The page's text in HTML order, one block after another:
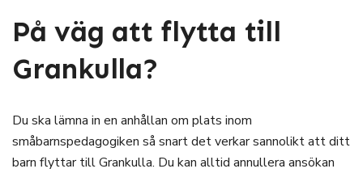
På väg att flytta till
Grankulla?
Du ska lämna in en anhållan om plats inom
småbarnspedagogiken så snart det verkar sannolikt att ditt
barn flyttar till Grankulla. Du kan alltid annullera ansökan